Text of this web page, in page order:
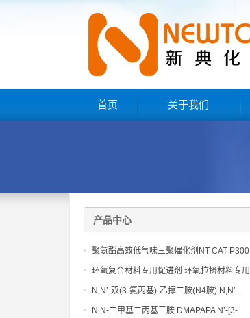
首页 关于我们
产品中心
聚氨酯高效低气味三聚催化剂NT CAT P300
环氧复合材料专用促进剂 环氧拉挤材料专用
促进剂 NT EP 120
N,N’-双(3-氨丙基)-乙撑二胺(N4胺) N,N’-
Bis(3-aminopropyl)-ethylenediamine CAS
N,N-二甲基二丙基三胺 DMAPAPA N’-[3-